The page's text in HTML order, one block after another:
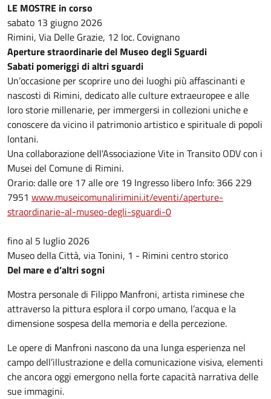
LE MOSTRE in corso
sabato 13 giugno 2026
Rimini, Via Delle Grazie, 12 loc. Covignano
Aperture straordinarie del Museo degli Sguardi
Sabati pomeriggi di altri sguardi
Un’occasione per scoprire uno dei luoghi più affascinanti e
nascosti di Rimini, dedicato alle culture extraeuropee e alle
loro storie millenarie, per immergersi in collezioni uniche e
conoscere da vicino il patrimonio artistico e spirituale di popoli
lontani.
Una collaborazione dell'Associazione Vite in Transito ODV con i
Musei del Comune di Rimini.
Orario: dalle ore 17 alle ore 19 Ingresso libero Info: 366 229
7951 www.museicomunalirimini.it/eventi/aperture-
straordinarie-al-museo-degli-sguardi-0
fino al 5 luglio 2026
Museo della Città, via Tonini, 1 - Rimini centro storico
Del mare e d’altri sogni
Mostra personale di Filippo Manfroni, artista riminese che
attraverso la pittura esplora il corpo umano, l’acqua e la
dimensione sospesa della memoria e della percezione.
Le opere di Manfroni nascono da una lunga esperienza nel
campo dell’illustrazione e della comunicazione visiva, elementi
che ancora oggi emergono nella forte capacità narrativa delle
sue immagini.